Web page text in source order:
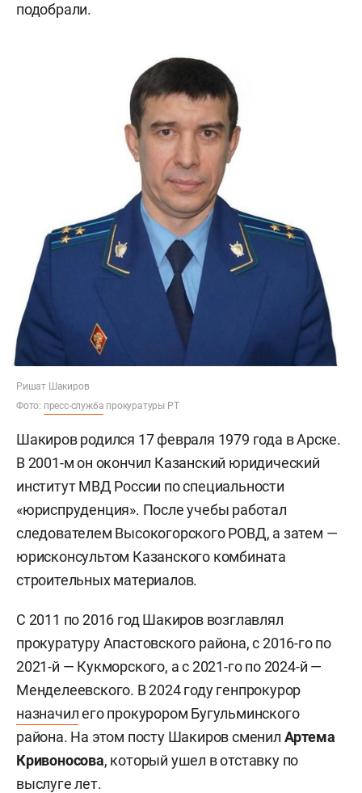
подобрали.
Ришат Шакиров
Фото: пресс-служба прокуратуры РТ
Шакиров родился 17 февраля 1979 года в Арске.
В 2001-м он окончил Казанский юридический
институт МВД России по специальности
«юриспруденция». После учебы работал
следователем Высокогорского РОВД, а затем —
юрисконсультом Казанского комбината
строительных материалов.
С 2011 по 2016 год Шакиров возглавлял
прокуратуру Апастовского района, с 2016-го по
2021-й — Кукморского, а с 2021-го по 2024-й —
Менделеевского. В 2024 году генпрокурор
назначилего прокурором Бугульминского
района. На этом посту Шакиров сменил Артема
Кривоносова, который ушел в отставку по
выслуге лет.